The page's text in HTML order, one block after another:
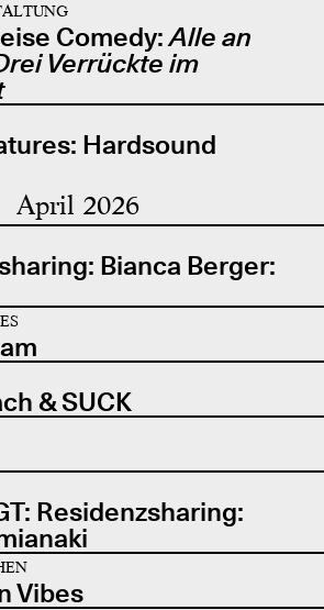
Comedy:Alle an
Verrückte im
Hardsound
April 2026
Bianca Berger:
& SUCK
Residenzsharing:
Vibes